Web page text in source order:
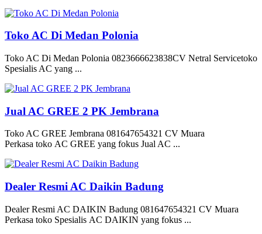
Toko AC Di Medan Polonia
Toko AC Di Medan Polonia 0823666623838CV Netral Servicetoko
Spesialis AC yang ...
Jual AC GREE 2 PK Jembrana
Toko AC GREE Jembrana 081647654321 CV Muara
Perkasa toko AC GREE yang fokus Jual AC ...
Dealer Resmi AC Daikin Badung
Dealer Resmi AC DAIKIN Badung 081647654321 CV Muara
Perkasa toko Spesialis AC DAIKIN yang fokus ...